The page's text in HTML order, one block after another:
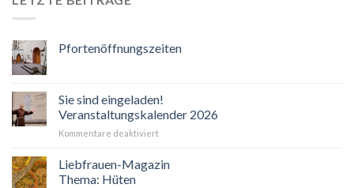
Pfortenöffnungszeiten
Sie sind eingeladen!
Veranstaltungskalender 2026
Kommentare deaktiviertfür
sind
Liebfrauen-Magazin
Thema: Hüten